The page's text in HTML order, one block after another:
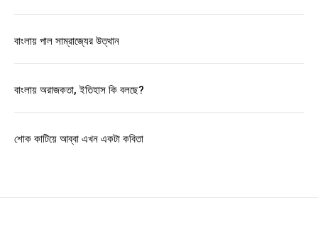
বাংলায় পাল সাম্রাজ্যের উত্থান
বাংলায় অরাজকতা, ইতিহাস কি বলছে?
শোক কাটিয়ে আব্বা এখন একটা কবিতা